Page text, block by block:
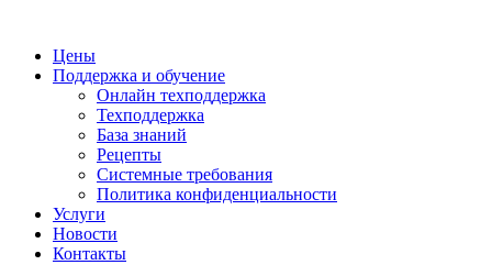
Цены
Поддержка и обучение
Онлайн техподдержка
Техподдержка
База знаний
Рецепты
Системные требования
Политика конфиденциальности
Услуги
Новости
Контакты